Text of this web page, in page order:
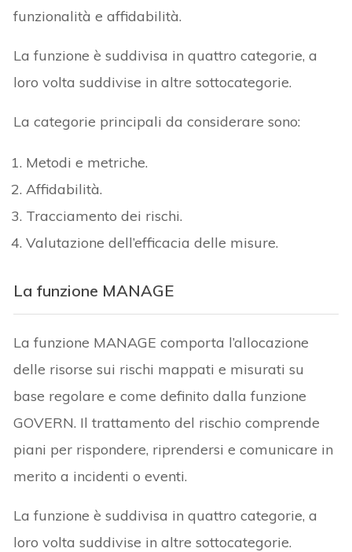
funzionalità e affidabilità.
La funzione è suddivisa in quattro categorie, a
loro volta suddivise in altre sottocategorie.
La categorie principali da considerare sono:
Metodi e metriche.
Affidabilità.
Tracciamento dei rischi.
Valutazione dell’efficacia delle misure.
La funzione MANAGE
La funzione MANAGE comporta l’allocazione
delle risorse sui rischi mappati e misurati su
base regolare e come definito dalla funzione
GOVERN. Il trattamento del rischio comprende
piani per rispondere, riprendersi e comunicare in
merito a incidenti o eventi.
La funzione è suddivisa in quattro categorie, a
loro volta suddivise in altre sottocategorie.